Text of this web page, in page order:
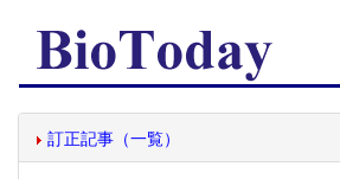
訂正記事（一覧）